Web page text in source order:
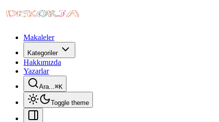
Makaleler
Kategoriler
Hakkımızda
Yazarlar
Ara...⌘K
Toggle theme